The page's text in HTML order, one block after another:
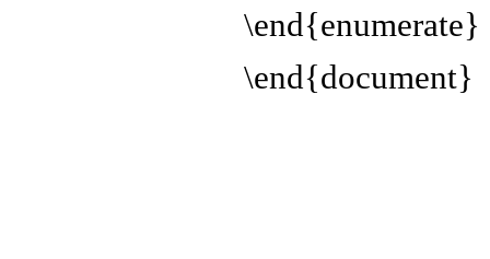
\end{enumerate}
\end{document}